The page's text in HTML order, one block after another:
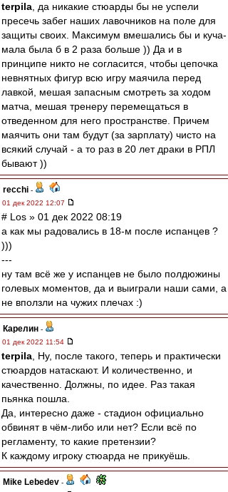
terpila , да никакие стюарды бы не успели
пресечь забег наших лавочников на поле для
защиты своих. Максимум вмешались бы и куча-
мала была б в 2 раза больше )) Да и в
принципе никто не согласится, чтобы цепочка
невнятных фигур всю игру маячила перед
лавкой, мешая запасным смотреть за ходом
матча, мешая тренеру перемещаться в
отведенном для него пространстве. Причем
маячить они там будут (за зарплату) чисто на
всякий случай - а то раз в 20 лет драки в РПЛ
бывают ))
recchi -
01 дек 2022 12:07
# Los » 01 дек 2022 08:19
а как мы радовались в 18-м после испанцев ?
)))
---
ну там всё же у испанцев не было полдюжины
голевых моментов, да и выиграли наши сами, а
не вползли на чужих плечах :)
Карелин -
01 дек 2022 11:54
terpila , Ну, после такого, теперь и практически
стюардов натаскают. И количественно, и
качественно. Должны, по идее. Раз такая
пьянка пошла.
Да, интересно даже - стадион официально
обвинят в чём-либо или нет? Если всё по
регламенту, то какие претензии?
К каждому игроку стюарда не прикуёшь.
Mike Lebedev -